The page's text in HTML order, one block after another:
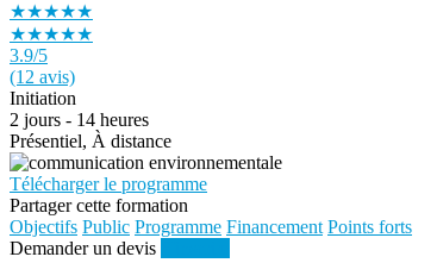
★★★★★
★★★★★
3.9/5
(12 avis)
Initiation
2 jours - 14 heures
Présentiel, À distance
Télécharger le programme
Partager cette formation
Objectifs Public Programme Financement Points forts
Demander un devis